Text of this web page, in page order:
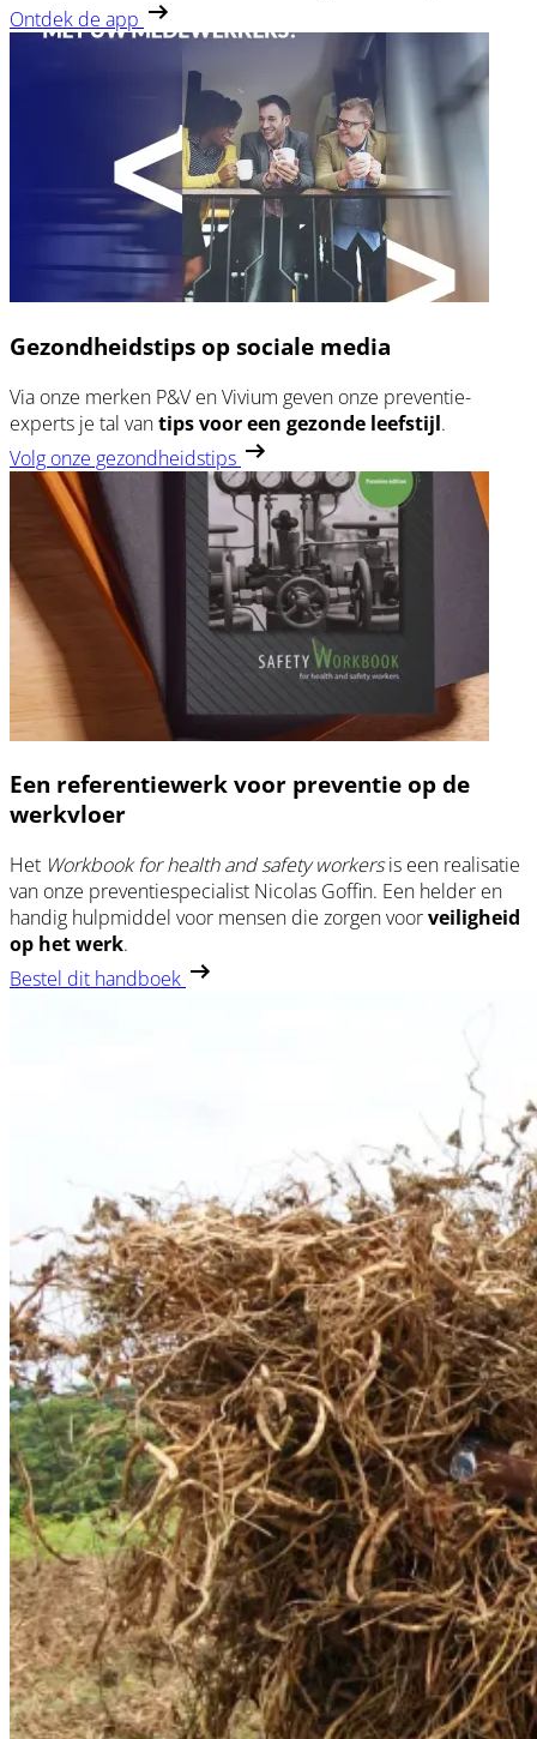
Ontdek de app
Gezondheidstips op sociale media
Via onze merken P&V en Vivium geven onze preventie-
experts je tal vantips voor een gezonde leefstijl.
Volg onze gezondheidstips
Een referentiewerk voor preventie op de
werkvloer
Het Workbook for health and safety workersis een realisatie
van onze preventiespecialist Nicolas Goffin. Een helder en
handig hulpmiddel voor mensen die zorgen voorveiligheid
op het werk.
Bestel dit handboek